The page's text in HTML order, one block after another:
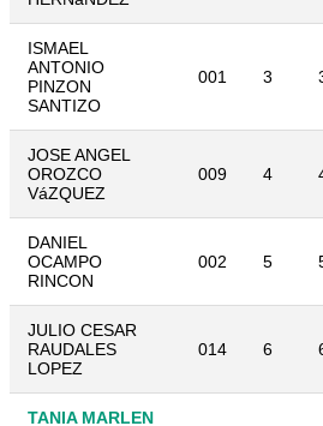
ISMAEL
ANTONIO
PINZON
SANTIZO
001 3
JOSE ANGEL
OROZCO
VáZQUEZ
009 4
DANIEL
OCAMPO
RINCON
002 5
JULIO CESAR
RAUDALES
LOPEZ
014 6
TANIA MARLEN